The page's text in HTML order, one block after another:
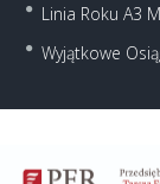
Linia Roku A3
Wyjątkowe